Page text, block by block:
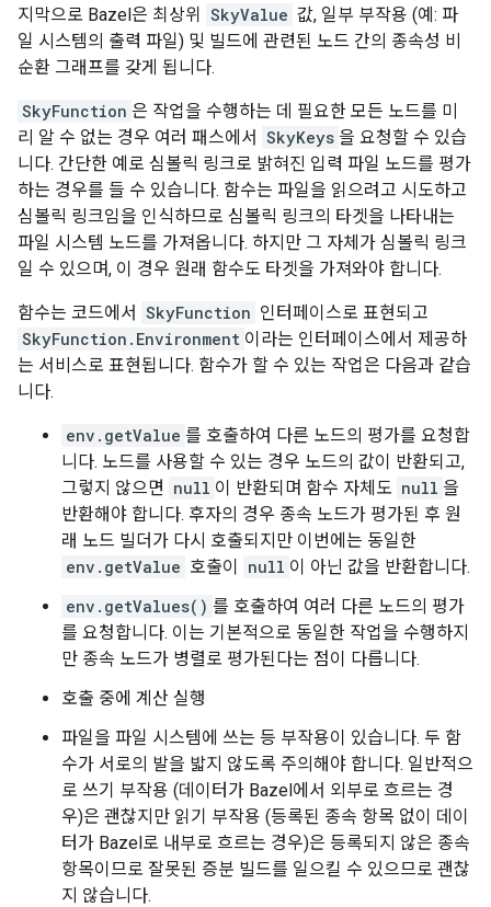
지막으로 Bazel은 최상위
SkyValue 값, 일부 부작용 (예: 파
일 시스템의 출력 파일) 및 빌드에 관련된 노드 간의 종속성 비
순환 그래프를 갖게 됩니다.
SkyFunction 은 작업을 수행하는 데 필요한 모든 노드를 미
리 알 수 없는 경우 여러 패스에서 SkyKeys 을 요청할 수 있습
니다. 간단한 예로 심볼릭 링크로 밝혀진 입력 파일 노드를 평가
하는 경우를 들 수 있습니다. 함수는 파일을 읽으려고 시도하고
심볼릭 링크임을 인식하므로 심볼릭 링크의 타겟을 나타내는
파일 시스템 노드를 가져옵니다. 하지만 그 자체가 심볼릭 링크
일 수 있으며, 이 경우 원래 함수도 타겟을 가져와야 합니다.
함수는 코드에서 SkyFunction 인터페이스로 표현되고
SkyFunction.Environment 이라는 인터페이스에서 제공하
는 서비스로 표현됩니다. 함수가 할 수 있는 작업은 다음과 같습
니다.
env.getValue 를 호출하여 다른 노드의 평가를 요청합
니다. 노드를 사용할 수 있는 경우 노드의 값이 반환되고,
그렇지 않으면 null 이 반환되며 함수 자체도 null 을
반환해야 합니다. 후자의 경우 종속 노드가 평가된 후 원
래 노드 빌더가 다시 호출되지만 이번에는 동일한
env.getValue 호출이 null 이 아닌 값을 반환합니다.
env.getValues() 를 호출하여 여러 다른 노드의 평가
를 요청합니다. 이는 기본적으로 동일한 작업을 수행하지
만 종속 노드가 병렬로 평가된다는 점이 다릅니다.
호출 중에 계산 실행
파일을 파일 시스템에 쓰는 등 부작용이 있습니다. 두 함
수가 서로의 발을 밟지 않도록 주의해야 합니다. 일반적으
로 쓰기 부작용 (데이터가 Bazel에서 외부로 흐르는 경
우)은 괜찮지만 읽기 부작용 (등록된 종속 항목 없이 데이
터가 Bazel로 내부로 흐르는 경우)은 등록되지 않은 종속
항목이므로 잘못된 증분 빌드를 일으킬 수 있으므로 괜찮
지 않습니다.